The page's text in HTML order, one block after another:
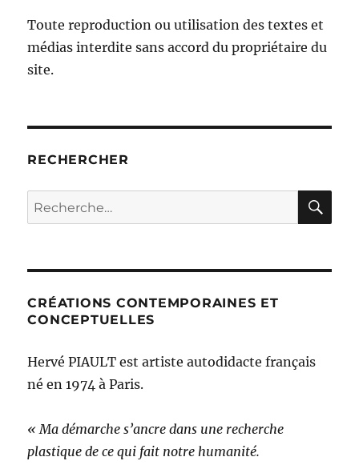
Toute reproduction ou utilisation des textes et
médias interdite sans accord du propriétaire du
site.
RECHERCHER
Recherche
pour :
CRÉATIONS CONTEMPORAINES ET
CONCEPTUELLES
Hervé PIAULT est artiste autodidacte français
né en 1974 à Paris.
« Ma démarche s’ancre dans une recherche
plastique de ce qui fait notre humanité.